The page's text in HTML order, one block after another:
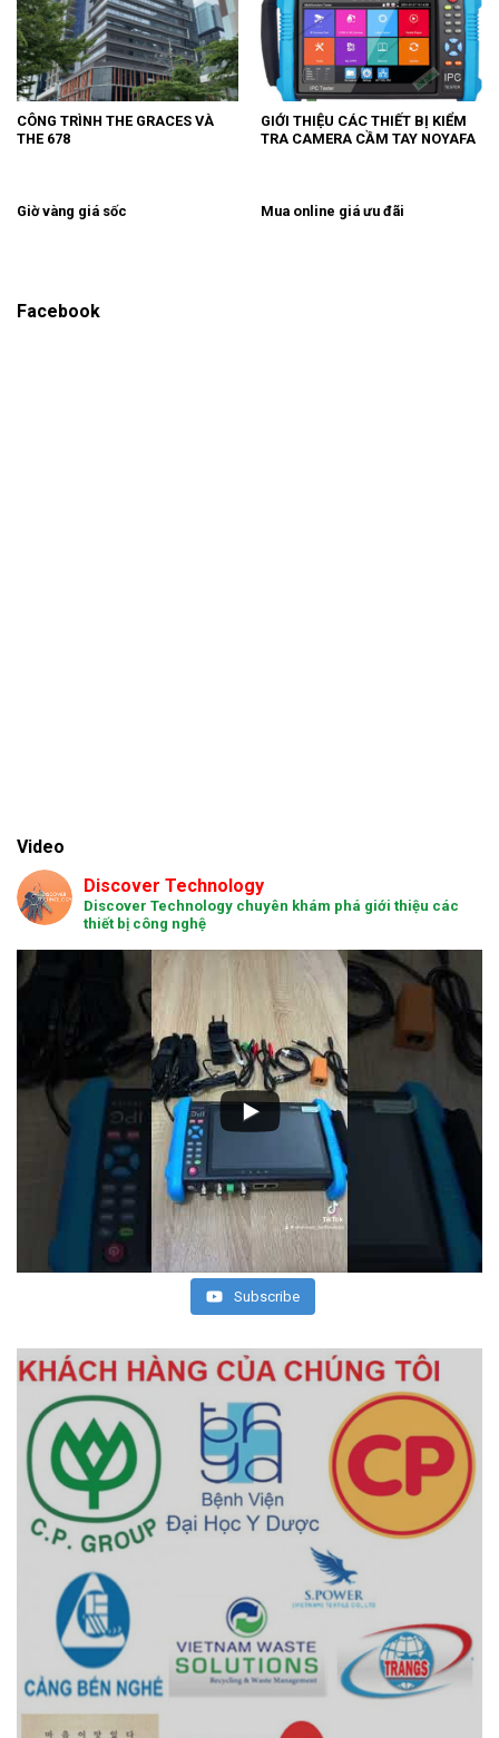
CÔNG TRÌNH THE GRACES VÀ
THE 678
GIỚI THIỆU CÁC THIẾT BỊ KIỂM
TRA CAMERA CẦM TAY NOYAFA
Giờ vàng giá sốc Mua online giá ưu đãi
Facebook
Video
Discover Technology
Discover Technology chuyên khám phá giới thiệu các
thiết bị công nghệ
Subscribe